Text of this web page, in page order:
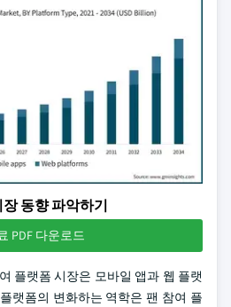
동향 파악하기
PDF 다운로드
플랫폼 시장은 모바일 앱과 웹 플랫
랫폼의 변화하는 역학은 팬 참여 플